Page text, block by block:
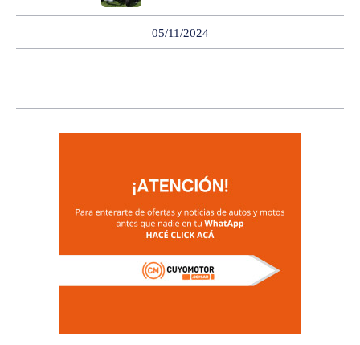
05/11/2024